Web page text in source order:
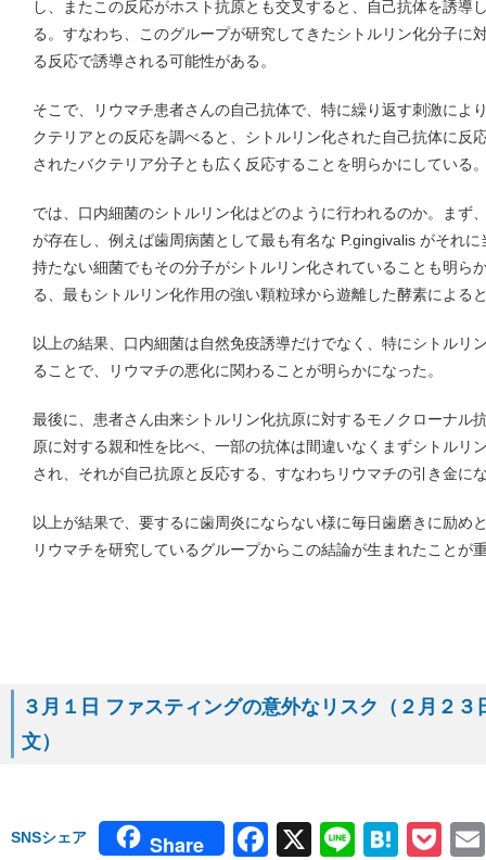
し、またこの反応がホスト抗原とも交叉すると、自己抗体を誘導
る。すなわち、このグループが研究してきたシトルリン化分子に
る反応で誘導される可能性がある。
そこで、リウマチ患者さんの自己抗体で、特に繰り返す刺激によ
クテリアとの反応を調べると、シトルリン化された自己抗体に反
されたバクテリア分子とも広く反応することを明らかにしている
では、口内細菌のシトルリン化はどのように行われるのか。まず
が存在し、例えば歯周病菌として最も有名な P.gingivalis がそれ
持たない細菌でもその分子がシトルリン化されていることも明ら
る、最もシトルリン化作用の強い顆粒球から遊離した酵素による
以上の結果、口内細菌は自然免疫誘導だけでなく、特にシトルリ
ることで、リウマチの悪化に関わることが明らかになった。
最後に、患者さん由来シトルリン化抗原に対するモノクローナル
原に対する親和性を比べ、一部の抗体は間違いなくまずシトルリ
され、それが自己抗原と反応する、すなわちリウマチの引き金に
以上が結果で、要するに歯周炎にならない様に毎日歯磨きに励め
リウマチを研究しているグループからこの結論が生まれたことが
３月１日 ファスティングの意外なリスク（２月２
文）
SNSシェア Share Facebook
X Line